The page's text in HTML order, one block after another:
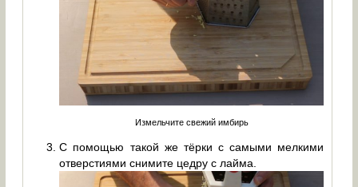
Измельчите свежий имбирь
С помощью такой же тёрки с самыми мелкими
отверстиями снимите цедру с лайма.